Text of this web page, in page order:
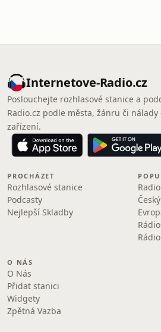
Internetove-Radio.cz
Poslouchejte rozhlasové stanice a
Radio.cz podle města, žánru či
zařízení.
PROCHÁZET
Rozhlasové stanice
Podcasty
Nejlepší Skladby
O NÁS
O Nás
Přidat stanici
Widgety
Zpětná Vazba